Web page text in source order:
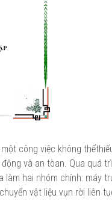
công việc không
và an tòan. Qua quá
hai nhóm chính: máy
vật liệu vụn rời liên